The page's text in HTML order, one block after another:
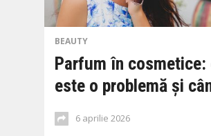
BEAUTY
Parfum în cosmetice:
este o problemă și
6 aprilie 2026